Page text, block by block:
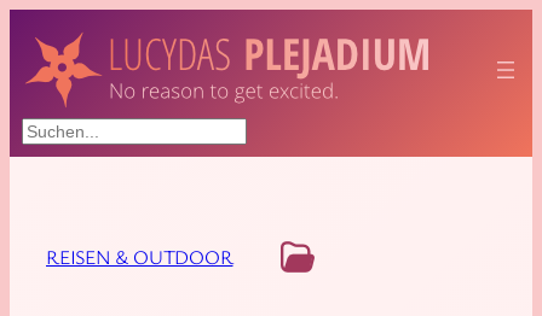
Suchen
REISEN & OUTDOOR